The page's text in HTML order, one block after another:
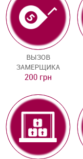
ВЫЗОВ
ЗАМЕРЩИКА
200 грн